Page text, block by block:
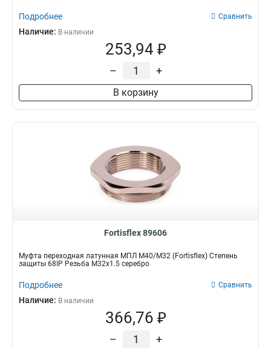
Подробнее Сравнить
Наличие: В наличии
253,94 ₽
– +
В корзину
Fortisflex 89606
Муфта переходная латунная МПЛ М40/М32 (Fortisflex) Степень
защиты 68IP Резьба M32x1.5 серебро
Подробнее Сравнить
Наличие: В наличии
366,76 ₽
– +